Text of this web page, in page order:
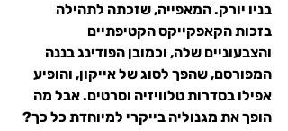
בניו יורק. המאפייה, שזכתה לתהילה
בזכות הקאפקייקס הקטיפתיים
והצבעוניים שלה, וכמובן הפודינג בננה
המפורסם, שהפך לסוג של אייקון, והופיע
אפילו בסדרות טלוויזיה וסרטים. אבל מה
הופך את מגנוליה בייקרי למיוחדת כל כך?